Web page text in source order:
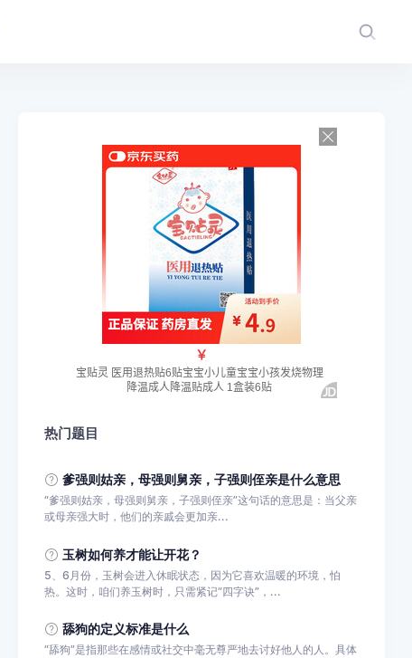
热门题目
爹强则姑亲，‌母强则舅亲，‌子强则侄亲是什么意思
‌“‌爹强则姑亲，‌母强则舅亲，‌子强则侄亲”这句话的意思是：当父亲
或母亲强大时，他们的亲戚会更加亲...
玉树如何养才能让开花？
5、6月份，玉树会进入休眠状态，因为它喜欢温暖的环境，怕
热。这时，咱们养玉树时，只需紧记“四字诀”，...
舔狗的定义标准是什么
‌“舔狗”是指那些在感情或社交中毫无尊严地去讨好他人的人。‌具体